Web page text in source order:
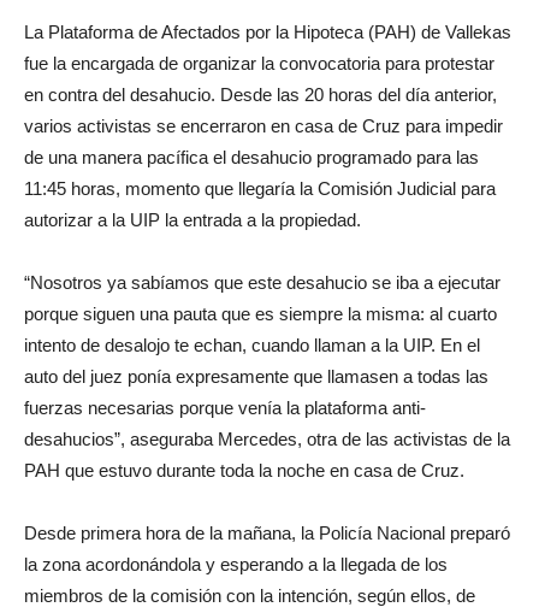
La Plataforma de Afectados por la Hipoteca (PAH) de Vallekas
fue la encargada de organizar la convocatoria para protestar
en contra del desahucio. Desde las 20 horas del día anterior,
varios activistas se encerraron en casa de Cruz para impedir
de una manera pacífica el desahucio programado para las
11:45 horas, momento que llegaría la Comisión Judicial para
autorizar a la UIP la entrada a la propiedad.
“Nosotros ya sabíamos que este desahucio se iba a ejecutar
porque siguen una pauta que es siempre la misma: al cuarto
intento de desalojo te echan, cuando llaman a la UIP. En el
auto del juez ponía expresamente que llamasen a todas las
fuerzas necesarias porque venía la plataforma anti-
desahucios”, aseguraba Mercedes, otra de las activistas de la
PAH que estuvo durante toda la noche en casa de Cruz.
Desde primera hora de la mañana, la Policía Nacional preparó
la zona acordonándola y esperando a la llegada de los
miembros de la comisión con la intención, según ellos, de